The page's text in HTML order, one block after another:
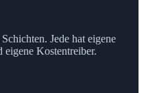
Jede hat eigene
Kostentreiber.